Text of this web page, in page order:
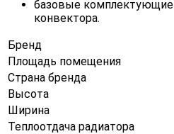
базовые
конвектора.
Бренд
Площадь помещения
Страна бренда
Высота
Ширина
Теплоотдача радиатора